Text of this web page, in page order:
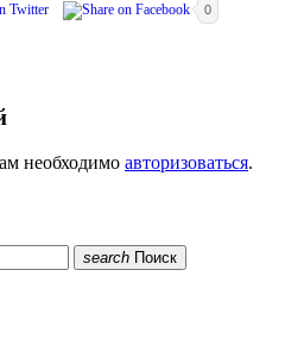
0
необходимо авторизоваться.
search Поиск